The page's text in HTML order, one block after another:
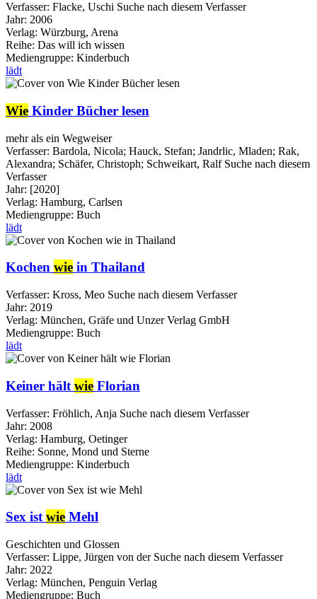
Verfasser: Flacke, Uschi Suche nach diesem Verfasser
Jahr: 2006
Verlag: Würzburg, Arena
Reihe: Das will ich wissen
Mediengruppe: Kinderbuch
lädt
Wie Kinder Bücher lesen
mehr als ein Wegweiser
Verfasser: Bardola, Nicola; Hauck, Stefan; Jandrlic, Mladen; Rak,
Alexandra; Schäfer, Christoph; Schweikart, Ralf Suche nach diesem
Verfasser
Jahr: [2020]
Verlag: Hamburg, Carlsen
Mediengruppe: Buch
lädt
Kochen wie in Thailand
Verfasser: Kross, Meo Suche nach diesem Verfasser
Jahr: 2019
Verlag: München, Gräfe und Unzer Verlag GmbH
Mediengruppe: Buch
lädt
Keiner hält wie Florian
Verfasser: Fröhlich, Anja Suche nach diesem Verfasser
Jahr: 2008
Verlag: Hamburg, Oetinger
Reihe: Sonne, Mond und Sterne
Mediengruppe: Kinderbuch
lädt
Sex istwie Mehl
Geschichten und Glossen
Verfasser: Lippe, Jürgen von der Suche nach diesem Verfasser
Jahr: 2022
Verlag: München, Penguin Verlag
Mediengruppe: Buch